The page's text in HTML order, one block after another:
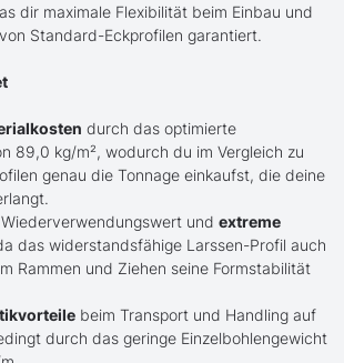
dir maximale Flexibilität beim Einbau und
Standard-Eckprofilen garantiert.
durch das optimierte
89,0 kg/m², wodurch du im Vergleich zu
genau die Tonnage einkaufst, die deine
und extreme
das widerstandsfähige Larssen-Profil auch
Rammen und Ziehen seine Formstabilität
beim Transport und Handling auf
durch das geringe Einzelbohlengewicht